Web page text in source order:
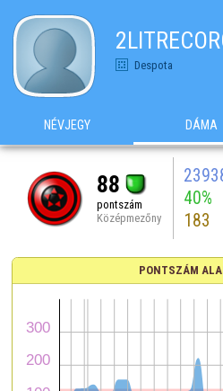
Despota
NÉVJEGY DÁMA
88
pontszám
Középmezőny
40%
183
PONTSZÁM